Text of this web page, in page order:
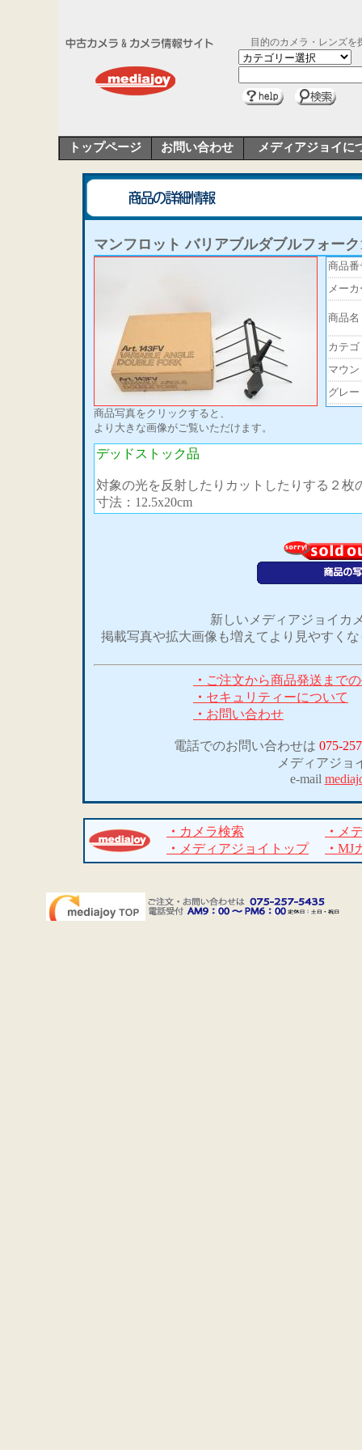
目的のカメラ・レンズを
トップページ お問い合わせ メディアジョイに
マンフロット バリアブルダブルフォーク
商品写真をクリックすると、
より大きな画像がご覧いただけます。
商品番
メーカ
商品名
カテゴ
マウ
グレー
デッドストック品
対象の光を反射したりカットしたりする２枚
寸法：12.5x20cm
新しいメディアジョイカ
掲載写真や拡大画像も増えてより見やすく
・ ご注文から商品発送まで
・ セキュリティーについて
・ お問い合わせ
電話でのお問い合わせは 075-
メディアジョ
e-mail
・ カメラ検索 ・ メ
・ メディアジョイトップ ・ MJ